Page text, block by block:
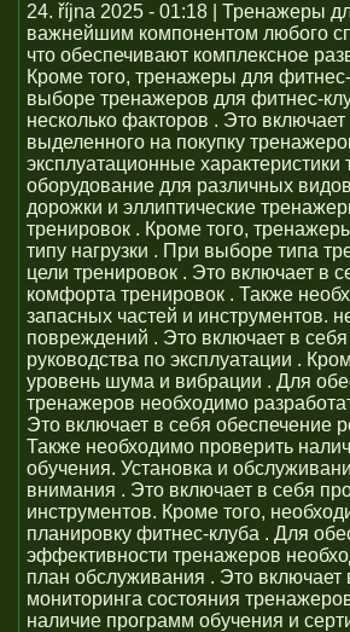
24. října 2025 - 01:18 | Тренажеры
важнейшим компонентом любого
что обеспечивают комплексное
Кроме того, тренажеры для
выборе тренажеров для фитнес-
несколько факторов . Это
выделенного на покупку
эксплуатационные
оборудование для различных
дорожки и эллиптические
тренировок . Кроме того,
типу нагрузки . При выборе типа
цели тренировок . Это включает в
комфорта тренировок . Также
запасных частей и инструментов.
повреждений . Это включает в
руководства по эксплуатации .
уровень шума и вибрации . Для
тренажеров необходимо
Это включает в себя обеспечение
Также необходимо проверить
обучения. Установка и
внимания . Это включает в себя
инструментов. Кроме того,
планировку фитнес-клуба . Для
эффективности тренажеров
план обслуживания . Это включает
мониторинга состояния
наличие программ обучения и